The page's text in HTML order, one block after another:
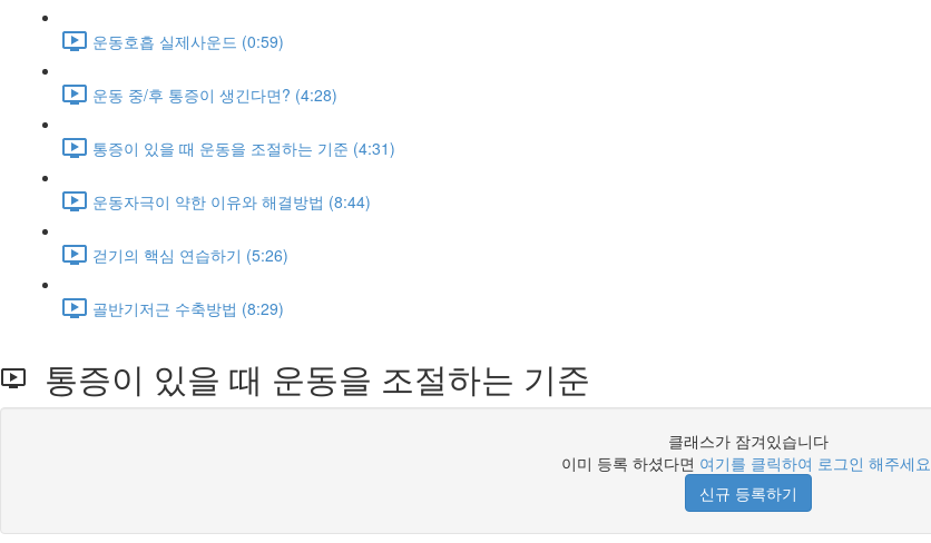
운동호흡 실제사운드 (0:59)
운동 중/후 통증이 생긴다면? (4:28)
통증이 있을 때 운동을 조절하는 기준 (4:31)
운동자극이 약한 이유와 해결방법 (8:44)
걷기의 핵심 연습하기 (5:26)
골반기저근 수축방법 (8:29)
통증이 있을 때 운동을 조절하는 기준
클래스가 잠겨있습니다
이미 등록 하셨다면 여기를 클릭하여 로그인 해주세요
신규 등록하기